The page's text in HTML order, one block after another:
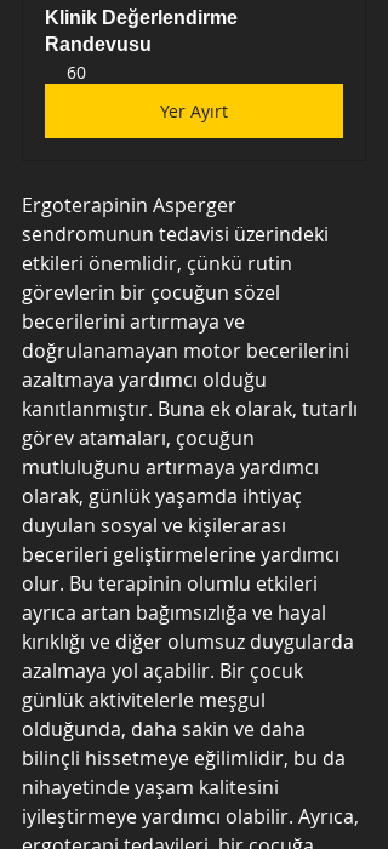
Klinik Değerlendirme
Randevusu
60
Yer Ayırt
Ergoterapinin Asperger
sendromunun tedavisi üzerindeki
etkileri önemlidir, çünkü rutin
görevlerin bir çocuğun sözel
becerilerini artırmaya ve
doğrulanamayan motor becerilerini
azaltmaya yardımcı olduğu
kanıtlanmıştır. Buna ek olarak, tutarlı
görev atamaları, çocuğun
mutluluğunu artırmaya yardımcı
olarak, günlük yaşamda ihtiyaç
duyulan sosyal ve kişilerarası
becerileri geliştirmelerine yardımcı
olur. Bu terapinin olumlu etkileri
ayrıca artan bağımsızlığa ve hayal
kırıklığı ve diğer olumsuz duygularda
azalmaya yol açabilir. Bir çocuk
günlük aktivitelerle meşgul
olduğunda, daha sakin ve daha
bilinçli hissetmeye eğilimlidir, bu da
nihayetinde yaşam kalitesini
iyileştirmeye yardımcı olabilir. Ayrıca,